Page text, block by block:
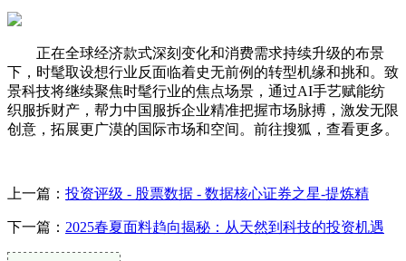
正在全球经济款式深刻变化和消费需求持续升级的布景
下，时髦取设想行业反面临着史无前例的转型机缘和挑和。致
景科技将继续聚焦时髦行业的焦点场景，通过AI手艺赋能纺
织服拆财产，帮力中国服拆企业精准把握市场脉搏，激发无限
创意，拓展更广漠的国际市场和空间。前往搜狐，查看更多。
上一篇： 投资评级 - 股票数据 - 数据核心证券之星-提炼精
下一篇： 2025春夏面料趋向揭秘：从天然到科技的投资机遇